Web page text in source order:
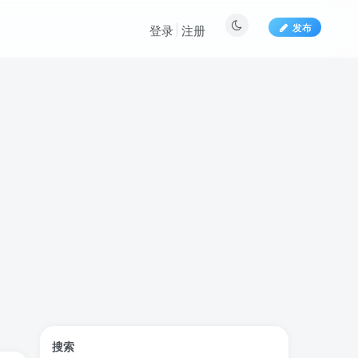
发布
登录 注册
搜索